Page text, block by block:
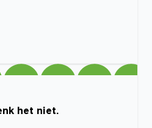
het niet.